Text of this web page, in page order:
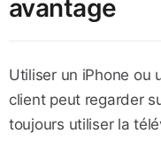
avantage
Utiliser un iPhone ou
client peut regarder
toujours utiliser la